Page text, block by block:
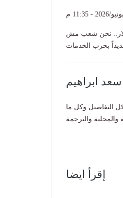
نحن شعب مش
بحرب الخدمات
سعد ابراهيم
التفاصيل وكل ما
والمحلية والترجمة
إقرأ ايضا